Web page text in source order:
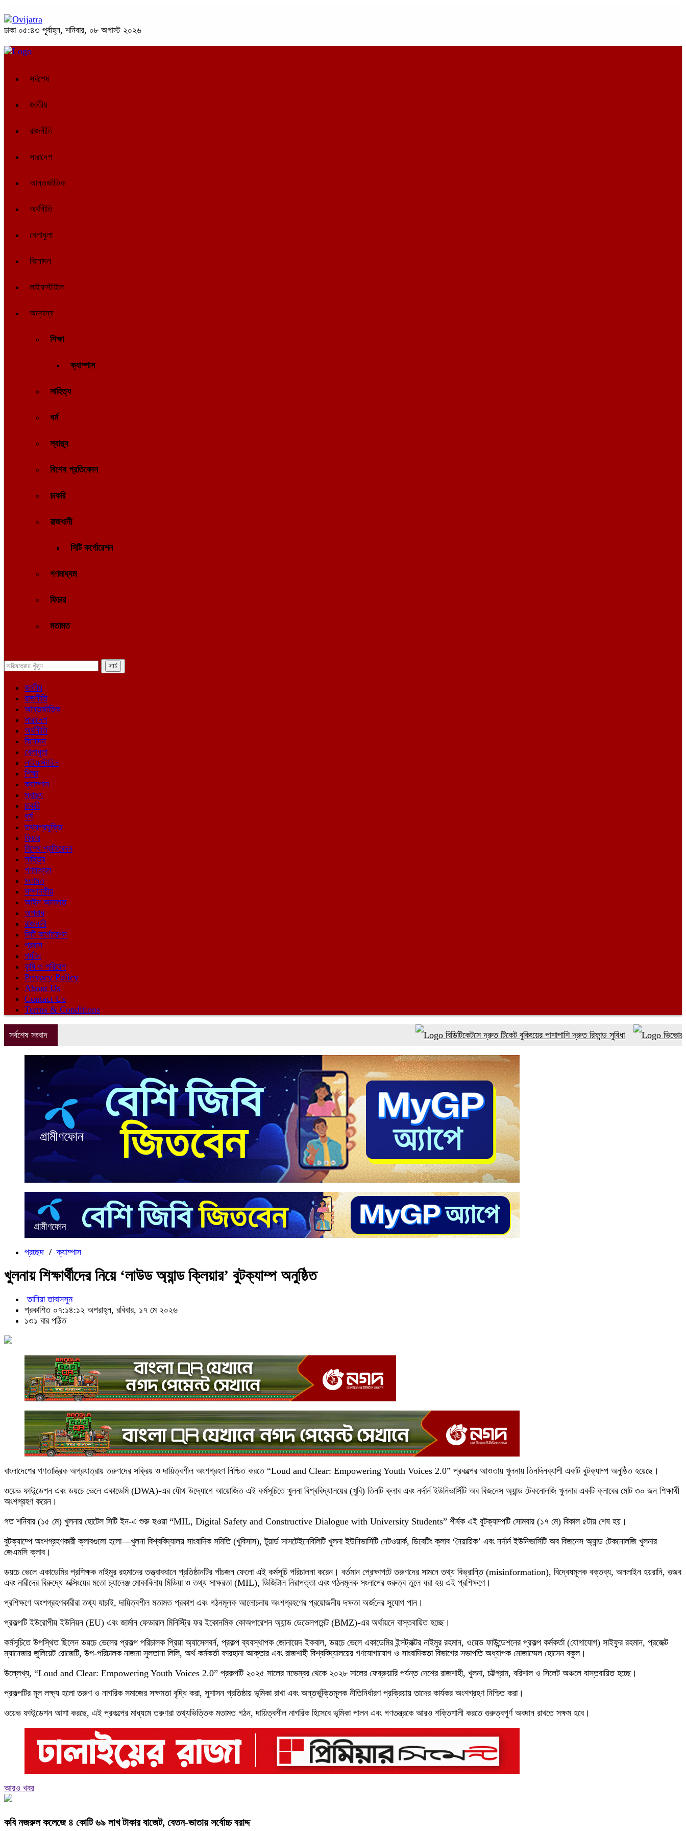
ঢাকা ০৫:৪৩ পূর্বাহ্ন, শনিবার, ০৮ অগাস্ট ২০২৬
সর্বশেষ
জাতীয়
রাজনীতি
সারাদেশ
আন্তর্জাতিক
অর্থনীতি
খেলাধুলা
বিনোদন
লাইফস্টাইল
অন্যান্য
শিক্ষা
ক্যাম্পাস
সাহিত্য
ধর্ম
স্বাস্থ্য
বিশেষ প্রতিবেদন
চাকরি
রাজধানী
সিটি কর্পোরেশন
গণমাধ্যম
ফিচার
মতামত
জাতীয়
রাজনীতি
আন্তর্জাতিক
সারাদেশ
অর্থনীতি
বিনোদন
খেলাধুলা
লাইফস্টাইল
শিক্ষা
ক্যাম্পাস
স্বাস্থ্য
চাকরি
ধর্ম
তথ্যপ্রযুক্তি
ফিচার
বিশেষ প্রতিবেদন
সাহিত্য
গণমাধ্যম
মতামত
সম্পাদকীয়
আইন আদালত
অপরাধ
রাজধানী
সিটি কর্পোরেশন
প্রবাস
পর্যটন
কৃষি ও পরিবেশ
Privacy Policy
About Us
Contact Us
Terms & Conditions
সর্বশেষ সংবাদ বিডিটিকেটসে দ্রুত টিকেট বুকিংয়ের পাশাপাশি দ্রুত রিফান্ড সুবিধা ভিভোর
প্রচ্ছদ /ক্যাম্পাস
খুলনায় শিক্ষার্থীদের নিয়ে ‘লাউড অ্যান্ড ক্লিয়ার’ বুটক্যাম্প অনুষ্ঠিত
তানিয়া তাবাসসুম
প্রকাশিত ০৭:১৪:১২ অপরাহ্ন, রবিবার, ১৭ মে ২০২৬
১৩১ বার পঠিত
বাংলাদেশের গণতান্ত্রিক অগ্রযাত্রায় তরুণদের সক্রিয় ও দায়িত্বশীল অংশগ্রহণ নিশ্চিত করতে “Loud and Clear: Empowering Youth Voices 2.0” প্রকল্পের আওতায় খুলনায় তিনদিনব্যাপী একটি বুটক্যাম্প অনুষ্ঠিত হয়েছে।
ওয়েভ ফাউন্ডেশন এবং ডয়চে ভেলে একাডেমি (DWA)-এর যৌথ উদ্যোগে আয়োজিত এই কর্মসূচিতে খুলনা বিশ্ববিদ্যালয়ের (খুবি) তিনটি ক্লাব এবং নর্দার্ন ইউনিভার্সিটি অব বিজনেস অ্যান্ড টেকনোলজি খুলনার একটি ক্লাবের মোট ৩০ জন শিক্ষার্থী
অংশগ্রহণ করেন।
গত শনিবার (১৫ মে) খুলনার হোটেল সিটি ইন-এ শুরু হওয়া “MIL, Digital Safety and Constructive Dialogue with University Students” শীর্ষক এই বুটক্যাম্পটি সোমবার (১৭ মে) বিকাল ৫টায় শেষ হয়।
বুটক্যাম্পে অংশগ্রহণকারী ক্লাবগুলো হলো—খুলনা বিশ্ববিদ্যালয় সাংবাদিক সমিতি (খুবিসাস), টুয়ার্ড সাসটেইনেবিলিটি খুলনা ইউনিভার্সিটি নেটওয়ার্ক, ডিবেটিং ক্লাব ‘নৈয়ায়িক’ এবং নর্দার্ন ইউনিভার্সিটি অব বিজনেস অ্যান্ড টেকনোলজি খুলনার
জেএমসি ক্লাব।
ডয়চে ভেলে একাডেমির প্রশিক্ষক নাইমুর রহমানের তত্ত্বাবধানে প্রতিষ্ঠানটির পাঁচজন ফেলো এই কর্মসূচি পরিচালনা করেন। বর্তমান প্রেক্ষাপটে তরুণদের সামনে তথ্য বিভ্রান্তি (misinformation), বিদ্বেষমূলক বক্তব্য, অনলাইন হয়রানি, গুজব
এবং নারীদের বিরুদ্ধে ডক্সিংয়ের মতো চ্যালেঞ্জ মোকাবিলায় মিডিয়া ও তথ্য সাক্ষরতা (MIL), ডিজিটাল নিরাপত্তা এবং গঠনমূলক সংলাপের গুরুত্ব তুলে ধরা হয় এই প্রশিক্ষণে।
প্রশিক্ষণে অংশগ্রহণকারীরা তথ্য যাচাই, দায়িত্বশীল মতামত প্রকাশ এবং গঠনমূলক আলোচনায় অংশগ্রহণের প্রয়োজনীয় দক্ষতা অর্জনের সুযোগ পান।
প্রকল্পটি ইউরোপীয় ইউনিয়ন (EU) এবং জার্মান ফেডারাল মিনিস্ট্রি ফর ইকোনমিক কোঅপারেশন অ্যান্ড ডেভেলপমেন্ট (BMZ)-এর অর্থায়নে বাস্তবায়িত হচ্ছে।
কর্মসূচিতে উপস্থিত ছিলেন ডয়চে ভেলের প্রকল্প পরিচালক প্রিয়া অ্যাসেলবর্ন, প্রকল্প ব্যবস্থাপক জোনায়েদ ইকবাল, ডয়চে ভেলে একাডেমির ইন্সট্রাক্টর নাইমুর রহমান, ওয়েভ ফাউন্ডেশনের প্রকল্প কর্মকর্তা (যোগাযোগ) সাইফুর রহমান, প্রজেক্ট
ম্যানেজার জুলিয়েট রোজেটি, উপ-পরিচালক নাজমা সুলতানা লিলি, অর্থ কর্মকর্তা ফারহানা আক্তার এবং রাজশাহী বিশ্ববিদ্যালয়ের গণযোগাযোগ ও সাংবাদিকতা বিভাগের সভাপতি অধ্যাপক মোজাম্মেল হোসেন বকুল।
উল্লেখ্য, “Loud and Clear: Empowering Youth Voices 2.0” প্রকল্পটি ২০২৫ সালের নভেম্বর থেকে ২০২৮ সালের ফেব্রুয়ারি পর্যন্ত দেশের রাজশাহী, খুলনা, চট্টগ্রাম, বরিশাল ও সিলেট অঞ্চলে বাস্তবায়িত হচ্ছে।
প্রকল্পটির মূল লক্ষ্য হলো তরুণ ও নাগরিক সমাজের সক্ষমতা বৃদ্ধি করা, সুশাসন প্রতিষ্ঠায় ভূমিকা রাখা এবং অন্তর্ভুক্তিমূলক নীতিনির্ধারণ প্রক্রিয়ায় তাদের কার্যকর অংশগ্রহণ নিশ্চিত করা।
ওয়েভ ফাউন্ডেশন আশা করছে, এই প্রকল্পের মাধ্যমে তরুণরা তথ্যভিত্তিক মতামত গঠন, দায়িত্বশীল নাগরিক হিসেবে ভূমিকা পালন এবং গণতন্ত্রকে আরও শক্তিশালী করতে গুরুত্বপূর্ণ অবদান রাখতে সক্ষম হবে।
আরও খবর
কবি নজরুল কলেজে ৪ কোটি ৬৯ লাখ টাকার বাজেট, বেতন-ভাতায় সর্বোচ্চ বরাদ্দ